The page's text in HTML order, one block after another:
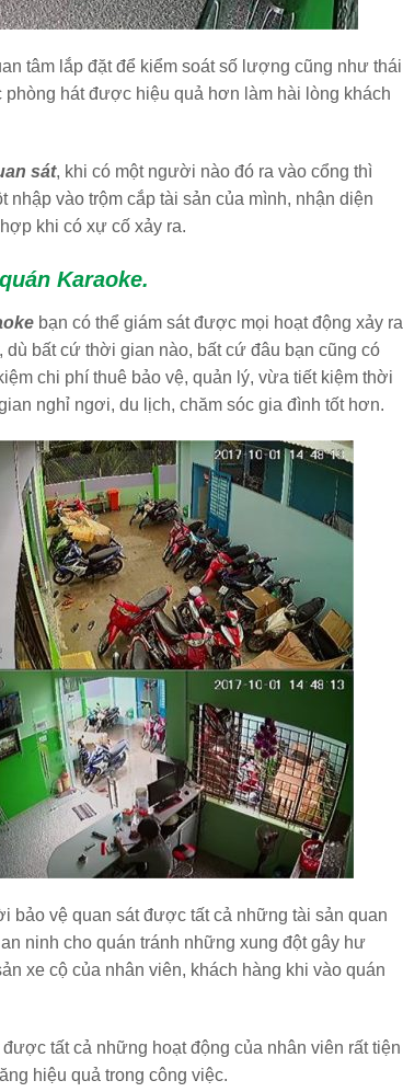
tâm lắp đặt để kiểm soát số lượng cũng như thái
hát được hiệu quả hơn làm hài lòng khách
sát, khi có một người nào đó ra vào cổng thì
vào trộm cắp tài sản của mình, nhận diện
khi có xự cố xảy ra.
Karaoke.
bạn có thể giám sát được mọi hoạt động xảy ra
bất cứ thời gian nào, bất cứ đâu bạn cũng có
chi phí thuê bảo vệ, quản lý, vừa tiết kiệm thời
nghỉ ngơi, du lịch, chăm sóc gia đình tốt hơn.
bảo vệ quan sát được tất cả những tài sản quan
ninh cho quán tránh những xung đột gây hư
xe cộ của nhân viên, khách hàng khi vào quán
tất cả những hoạt động của nhân viên rất tiện
hiệu quả trong công việc.